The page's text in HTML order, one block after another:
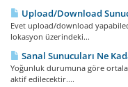
Upload/Download
Evet upload/download
lokasyon üzerindeki...
Sanal Sunucuları Ne
Yoğunluk durumuna göre
aktif edilecektir....